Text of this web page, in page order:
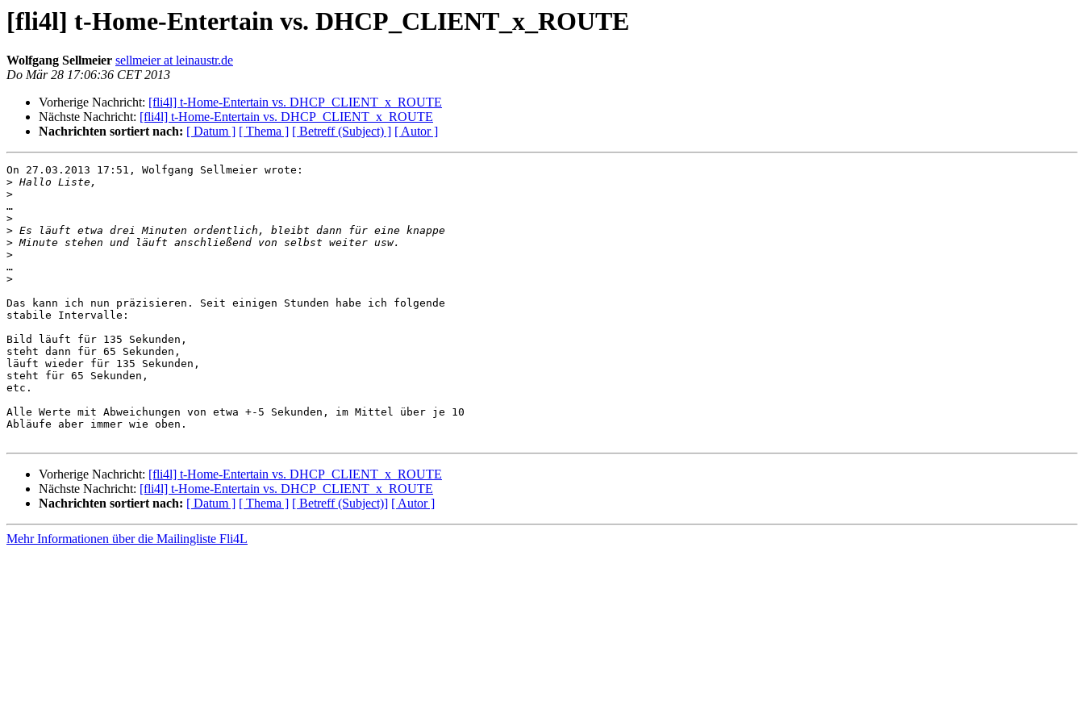
[fli4l] t-Home-Entertain vs. DHCP_CLIENT_x_ROUTE
Wolfgang Sellmeier sellmeier at leinaustr.de
Do Mär 28 17:06:36 CET 2013
Vorherige Nachricht: [fli4l] t-Home-Entertain vs. DHCP_CLIENT_x_ROUTE
Nächste Nachricht: [fli4l] t-Home-Entertain vs. DHCP_CLIENT_x_ROUTE
Nachrichten sortiert nach: [ Datum ] [ Thema ] [ Betreff (Subject) ] [ Autor ]
On 27.03.2013 17:51, Wolfgang Sellmeier wrote:
>
>
…
>
>
>
>
…
>
Das kann ich nun präzisieren. Seit einigen Stunden habe ich folgende
stabile Intervalle:
Bild läuft für 135 Sekunden,
steht dann für 65 Sekunden,
läuft wieder für 135 Sekunden,
steht für 65 Sekunden,
etc.
Alle Werte mit Abweichungen von etwa +-5 Sekunden, im Mittel über je 10
Abläufe aber immer wie oben.
Vorherige Nachricht: [fli4l] t-Home-Entertain vs. DHCP_CLIENT_x_ROUTE
Nächste Nachricht: [fli4l] t-Home-Entertain vs. DHCP_CLIENT_x_ROUTE
Nachrichten sortiert nach: [ Datum ] [ Thema ] [ Betreff (Subject)] [ Autor ]
Mehr Informationen über die Mailingliste Fli4L